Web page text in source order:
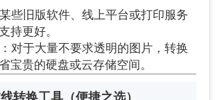
某些旧版软件、线上平台或打印服务
持更好。
：对于大量不要求透明的图片，转换
宝贵的硬盘或云存储空间。